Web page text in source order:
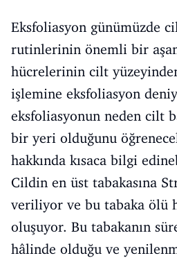
Eksfoliasyon günümüzde
rutinlerinin önemli bir
hücrelerinin cilt yüzeyinden
işlemine eksfoliasyon
eksfoliasyonun neden cilt
bir yeri olduğunu
hakkında kısaca bilgi
Cildin en üst tabakasına
veriliyor ve bu tabaka ölü
oluşuyor. Bu tabakanın
hâlinde olduğu ve